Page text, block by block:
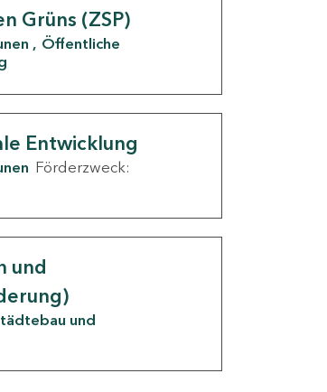
Grüns (ZSP)
Öffentliche
Entwicklung
Förderzweck:
und
und